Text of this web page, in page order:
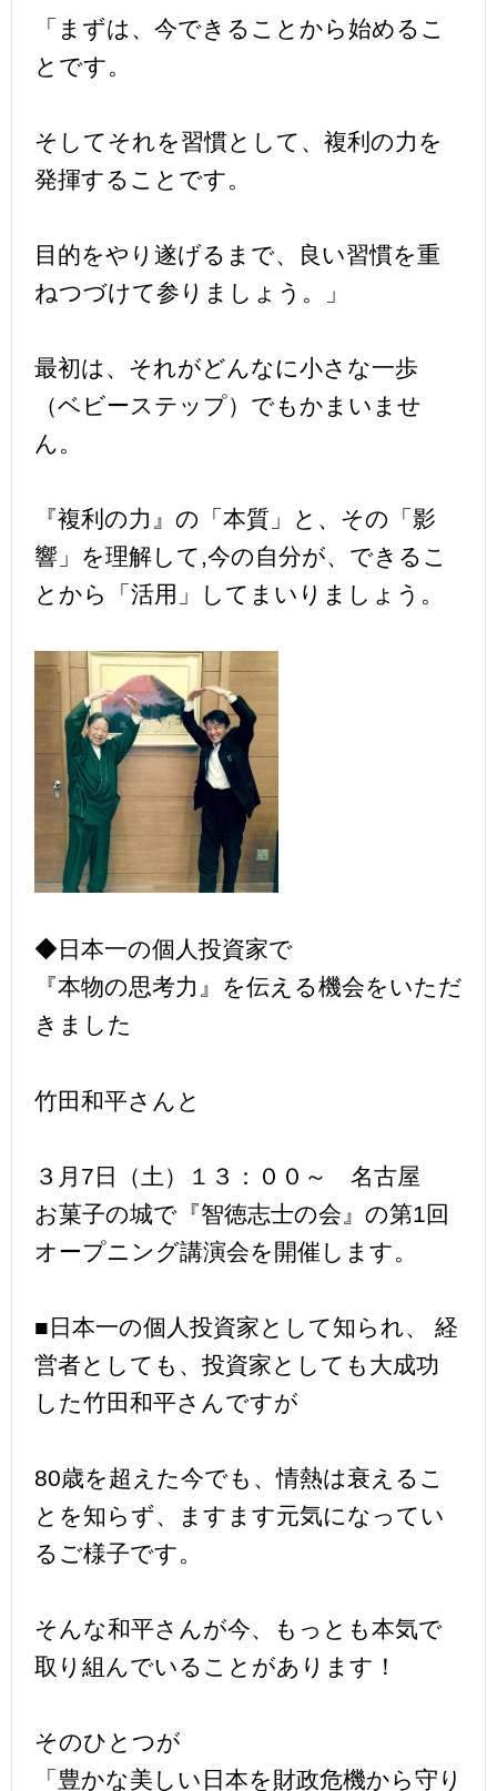
「まずは、今できることから始めるこ
とです。
そしてそれを習慣として、複利の力を
発揮することです。
目的をやり遂げるまで、良い習慣を重
ねつづけて参りましょう。」
最初は、それがどんなに小さな一歩
（ベビーステップ）でもかまいませ
ん。
『複利の力』の「本質」と、その「影
響」を理解して,今の自分が、できるこ
とから「活用」してまいりましょう。
◆日本一の個人投資家で
『本物の思考力』を伝える機会をいただ
きました
竹田和平さんと
３月7日（土）１３：００～ 名古屋
お菓子の城で『智徳志士の会』の第1回
オープニング講演会を開催します。
■日本一の個人投資家として知られ、 経
営者としても、投資家としても大成功
した竹田和平さんですが
80歳を超えた今でも、情熱は衰えるこ
とを知らず、ますます元気になってい
るご様子です。
そんな和平さんが今、もっとも本気で
取り組んでいることがあります！
そのひとつが
「豊かな美しい日本を財政危機から守り